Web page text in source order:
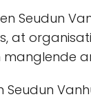
Seudun
at